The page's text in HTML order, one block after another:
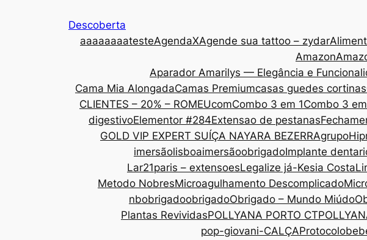
Descoberta
aaaaaaaatesteAgendaXAgende sua tattoo – zydar
Amazon
Aparador Amarilys — Elegância e
Cama Mia AlongadaCamas Premiumcasas guedes cortinas
CLIENTES – 20% – ROMEUcomCombo 3 em 1Combo 3
digestivoElementor #284Extensao de pestanas
GOLD VIP EXPERT SUÍÇA NAYARA BEZERRAgrupo
imersãolisboaimersãoobrigadoImplante
Lar21paris – extensoesLegalize já-Kesia Costa
Metodo NobresMicroagulhamento Descomplicado
nbobrigadoobrigadoObrigado – Mundo Miúdo
Plantas RevividasPOLLYANA PORTO CT
pop-giovani-CALÇA